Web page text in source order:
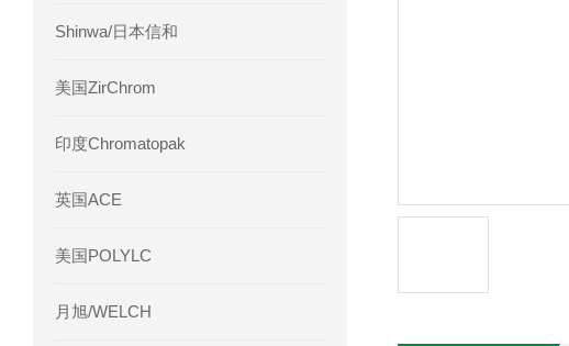
Shinwa/日本信和
美国ZirChrom
印度Chromatopak
英国ACE
美国POLYLC
月旭/WELCH